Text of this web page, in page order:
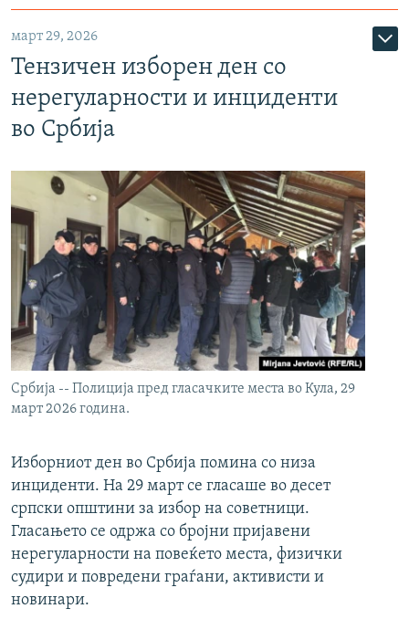
март 29, 2026
Тензичен изборен ден со
нерегуларности и инциденти
во Србија
Србија -- Полиција пред гласачките места во Кула, 29
март 2026 година.
Изборниот ден во Србија помина со низа
инциденти. На 29 март се гласаше во десет
српски општини за избор на советници.
Гласањето се одржа со бројни пријавени
нерегуларности на повеќето места, физички
судири и повредени граѓани, активисти и
новинари.